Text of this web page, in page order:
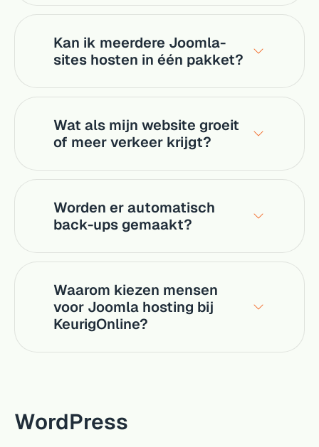
Kan ik meerdere Joomla-
sites hosten in één pakket?
Wat als mijn website groeit
of meer verkeer krijgt?
Worden er automatisch
back-ups gemaakt?
Waarom kiezen mensen
voor Joomla hosting bij
KeurigOnline?
WordPress